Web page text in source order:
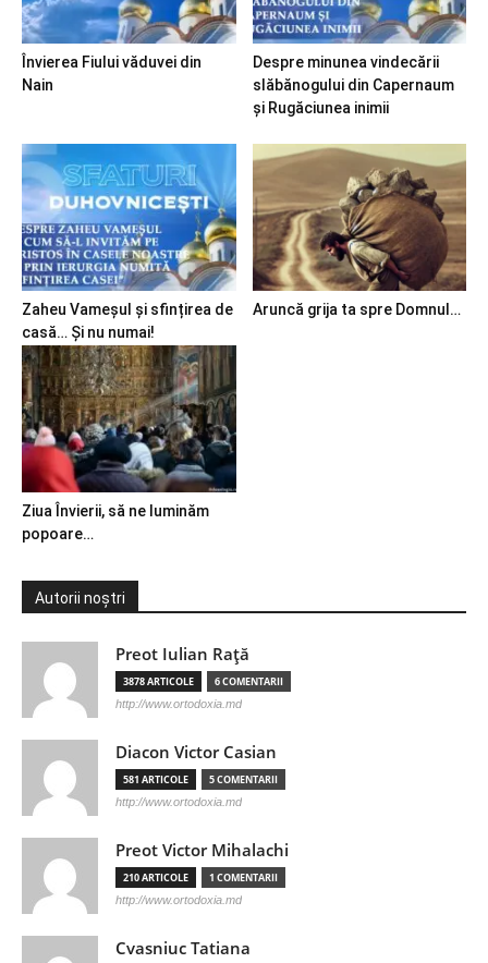
Învierea Fiului văduvei din
Nain
Despre minunea vindecării
slăbănogului din Capernaum
și Rugăciunea inimii
Zaheu Vameșul și sfințirea de
casă… Și nu numai!
Aruncă grija ta spre Domnul…
Ziua Învierii, să ne luminăm
popoare…
Autorii noștri
Preot Iulian Raţă
3878 ARTICOLE 6 COMENTARII
http://www.ortodoxia.md
Diacon Victor Casian
581 ARTICOLE 5 COMENTARII
http://www.ortodoxia.md
Preot Victor Mihalachi
210 ARTICOLE 1 COMENTARII
http://www.ortodoxia.md
Cvasniuc Tatiana